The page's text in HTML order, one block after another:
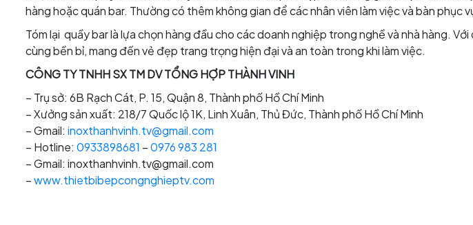
hàng hoặc quán bar. Thường có thêm không gian để các nhân viên làm việc và bàn phục
Tóm lại quầy bar là lựa chọn hàng đầu cho các doanh nghiệp trong nghề và nhà hàng.
cùng bền bỉ, mang đến vẻ đẹp trang trọng hiện đại và an toàn trong khi làm việc.
CÔNG TY TNHH SX TM DV TỔNG HỢP THÀNH VINH
– Trụ sở: 6B Rạch Cát, P. 15, Quận 8, Thành phố Hồ Chí Minh
– Xưởng sản xuất: 218/7 Quốc lộ 1K, Linh Xuân, Thủ Đức, Thành phố Hồ Chí Minh
– Gmail: inoxthanhvinh.tv@gmail.com
– Hotline: 0933898681 –0976 983 281
– Gmail: inoxthanhvinh.tv@gmail.com
–www.thietbibepcongnghieptv.com